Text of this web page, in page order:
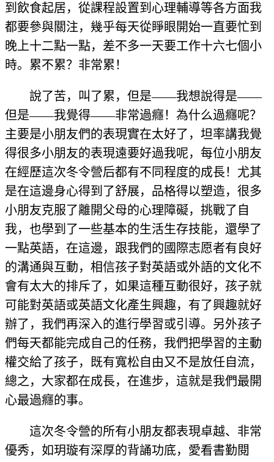
到飲食起居，從課程設置到心理輔導等各方面我
都要參與關注，幾乎每天從睜眼開始一直要忙到
晚上十二點一點，差不多一天要工作十六七個小
時。累不累？非常累！
說了苦，叫了累，但是——我想說得是——
但是——我覺得——非常過癮！為什么過癮呢？
主要是小朋友們的表現實在太好了，坦率講我覺
得很多小朋友的表現遠要好過我呢，每位小朋友
在經歷這次冬令營后都有不同程度的成長！尤其
是在這邊身心得到了舒展，品格得以塑造，很多
小朋友克服了離開父母的心理障礙，挑戰了自
我，也學到了一些基本的生活生存技能，還學了
一點英語，在這邊，跟我們的國際志愿者有良好
的溝通與互動，相信孩子對英語或外語的文化不
會有太大的排斥了，如果這種互動很好，孩子就
可能對英語或英語文化產生興趣，有了興趣就好
辦了，我們再深入的進行學習或引導。另外孩子
們每天都能完成自己的任務，我們把學習的主動
權交給了孩子，既有寬松自由又不是放任自流，
總之，大家都在成長，在進步，這就是我們最開
心最過癮的事。
這次冬令營的所有小朋友都表現卓越、非常
優秀，如玥璇有深厚的背誦功底，愛看書勤閱